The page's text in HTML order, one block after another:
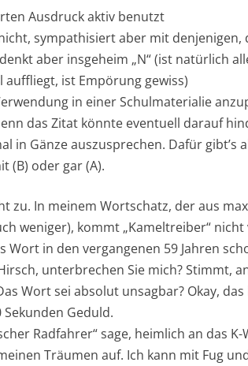
Ausdruck aktiv benutzt
sympathisiert aber mit denjenigen,
aber insgeheim „N“ (ist natürlich
ist Empörung gewiss)
in einer Schulmaterialie
das Zitat könnte eventuell darauf
in Gänze auszusprechen. Dafür gibt’s
(B) oder gar (A).
zu. In meinem Wortschatz, der aus
weniger), kommt „Kameltreiber“
in den vergangenen 59 Jahren
unterbrechen Sie mich? Stimmt,
Wort sei absolut unsagbar? Okay,
Geduld.
Radfahrer“ sage, heimlich an das
Träumen auf. Ich kann mit Fug